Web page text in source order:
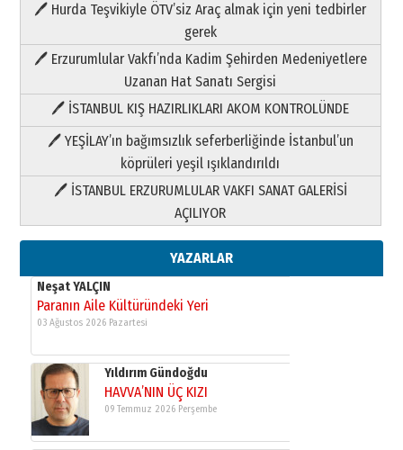
🖊 Hurda Teşvikiyle ÖTV’siz Araç almak için yeni tedbirler
gerek
🖊 Erzurumlular Vakfı’nda Kadim Şehirden Medeniyetlere
Uzanan Hat Sanatı Sergisi
🖊 İSTANBUL KIŞ HAZIRLIKLARI AKOM KONTROLÜNDE
🖊 YEŞİLAY’ın bağımsızlık seferberliğinde İstanbul’un
köprüleri yeşil ışıklandırıldı
🖊 İSTANBUL ERZURUMLULAR VAKFI SANAT GALERİSİ
AÇILIYOR
YAZARLAR
Paranın Aile Kültüründeki Yeri
03 Ağustos 2026 Pazartesi
Yıldırım Gündoğdu
HAVVA’NIN ÜÇ KIZI
09 Temmuz 2026 Perşembe
Şampiyonluk Sebahattin Şirin’e
yazar
11 Mayıs 2026 Pazartesi
Neşat YALÇIN
Paranın Aile Kültüründeki Yeri
03 Ağustos 2026 Pazartesi
Yıldırım Gündoğdu
HAVVA’NIN ÜÇ KIZI
09 Temmuz 2026 Perşembe